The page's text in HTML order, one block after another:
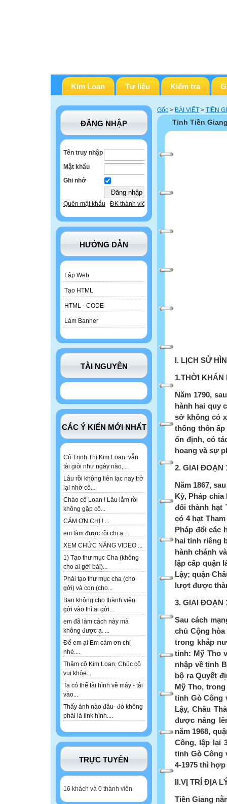
Kim Loan Tư liệu Kiểm tra
ĐĂNG NHẬP
Tên truy nhập
Mật khẩu
Ghi nhớ
Quên mật khẩu ĐK thành viên
HƯỚNG DẪN
Lập Web
Tạo HTML
HTML - CODE
Làm Banner
TÀI NGUYÊN
CÁC Ý KIẾN MỚI NHẤT
Cô Trịnh Thị Kim Loan vẫn
tài giỏi như ngày nào,...
Lâu rồi không liên lạc nay trở
lại nhờ cô...
Chào cô Loan ! Lâu lắm rồi
không gặp cô...
CÁM ƠN CHỊ ! ...
em làm được rồi chị ạ....
XEM CHỨC NĂNG VIDEO ...
1) Tạo thư mục Cha (không
cho ai gởi bài)...
Phải tạo thư mục cha (cho
gởi) và con (cho...
Bạn không cho thành viên
gởi vào thì ai gởi...
em đã làm cách này mà
không được ạ. ...
Để em ạ! Em cám ơn chị
nhé....
Thăm cô Kim Loan. Chúc cô
vui khỏe...
Ta có thể tải hình về máy - tải
vào...
Thấy ảnh nào đâu- đó không
phải là link hình....
TRỰC TUYẾN
16 khách và 0 thành viên
Gốc > BÀI VIẾT > TIỀN
Tỉnh Tiền
I. LỊCH SỬ
1.THỜI KHẨN
Năm 1790,
hành hai quy
sở không có
thống thôn
ổn định, có
hoang và sự
2. GIAI ĐOẠN
Năm 1867,
Kỳ, Pháp chia
đổi thành hạt
có 4 hạt
Pháp đổi các
hai tỉnh riêng
hành chánh
lập cấp quận
Lậy; quận
lượt được
3. GIAI ĐOẠN
Sau cách
chủ Cộng
trong khắp
tỉnh: Mỹ Tho
nhập về tỉnh
bộ ra Quyết
Mỹ Tho,
tỉnh Gò Công
Lậy, Châu
được nâng
năm 1968,
Công, lập lại
tỉnh Gò Công
4-1975 thì
II.VỊ TRÍ ĐỊA
Tiền Giang